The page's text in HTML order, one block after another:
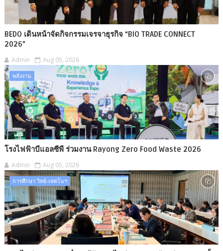
BEDO เดินหน้าจัดกิจกรรมเจรจาธุรกิจ “BIO TRADE CONNECT
2026”
Admin Aug 05, 2026
พลังงาน
โรงไฟฟ้าบีแอลซีพี ร่วมงาน Rayong Zero Food Waste 2026
Admin Aug 05, 2026
การศึกษา วิทย์-เทคโนฯ